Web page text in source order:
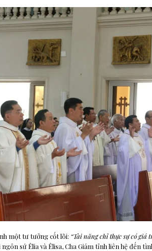
một tư tưởng cốt lõi: “Tài năng chỉ thực sự có giá
sứ Êlia và Êlisa, Cha Giám tỉnh liên hệ đến